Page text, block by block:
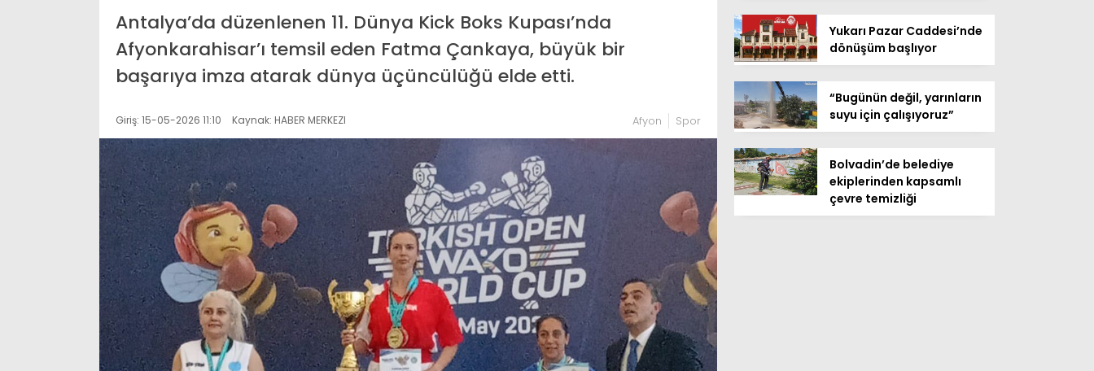
Antalya’da düzenlenen 11. Dünya Kick Boks Kupası’nda
Afyonkarahisar’ı temsil eden Fatma Çankaya, büyük bir
başarıya imza atarak dünya üçüncülüğü elde etti.
Giriş: 15-05-2026 11:10 Kaynak: HABER MERKEZI Afyon Spor
Yukarı Pazar Caddesi’nde
dönüşüm başlıyor
“Bugünün değil, yarınların
suyu için çalışıyoruz”
Bolvadin’de belediye
ekiplerinden kapsamlı
çevre temizliği